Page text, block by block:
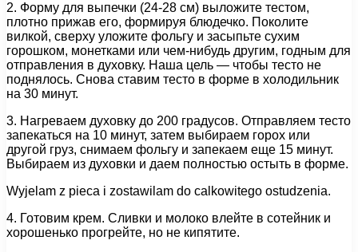
2. Форму для выпечки (24-28 см) выложите тестом,
плотно прижав его, формируя блюдечко. Поколите
вилкой, сверху уложите фольгу и засыпьте сухим
горошком, монетками или чем-нибудь другим, годным для
отправления в духовку. Наша цель — чтобы тесто не
поднялось. Снова ставим тесто в форме в холодильник
на 30 минут.
3. Нагреваем духовку до 200 градусов. Отправляем тесто
запекаться на 10 минут, затем выбираем горох или
другой груз, снимаем фольгу и запекаем еще 15 минут.
Выбираем из духовки и даем полностью остыть в форме.
Wyjelam z pieca i zostawilam do calkowitego ostudzenia.
4. Готовим крем. Сливки и молоко влейте в сотейник и
хорошенько прогрейте, но не кипятите.